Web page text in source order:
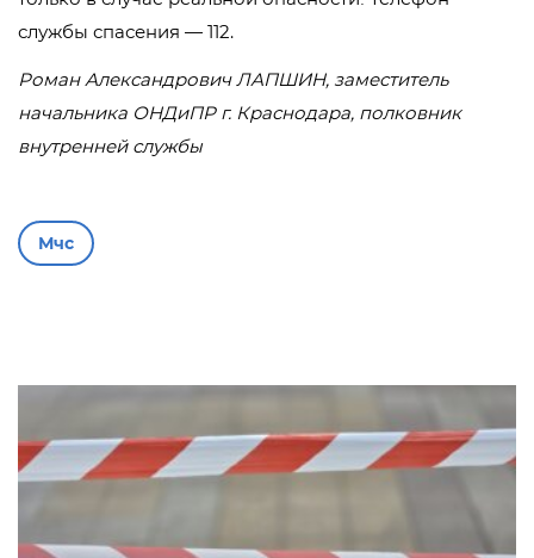
службы спасения — 112.
Роман Александрович ЛАПШИН, заместитель
начальника ОНДиПР г. Краснодара, полковник
внутренней службы
Мчс